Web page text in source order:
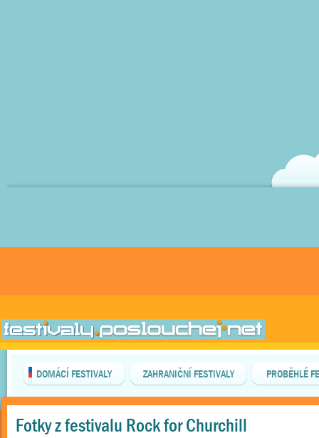
DOMÁCÍ FESTIVALY ZAHRANIČNÍ FESTIVALY PROBĚHLÉ
Fotky z festivalu Rock for Churchill